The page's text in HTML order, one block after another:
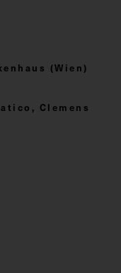
(Wien)
Clemens